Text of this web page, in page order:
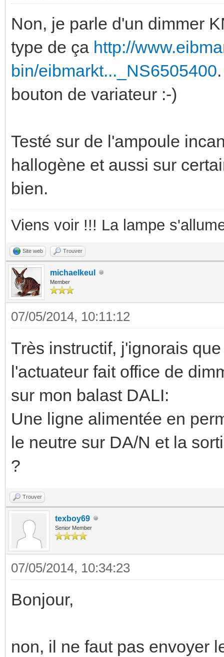
Non, je parle d'un dimmer
type de ça http://
bin/eibmarkt..._NS6505400
bouton de variateur :-)
Testé sur de l'ampoule
hallogène et aussi sur
bien.
Viens voir !!! La lampe
Site web Trouver
michaelkeul
Member
07/05/2014, 10:11:12
Très instructif, j'ignorais
l'actuateur fait office de
sur mon balast DALI:
Une ligne alimentée en
le neutre sur DA/N et la
?
Trouver
texboy69
Senior Member
07/05/2014, 10:34:23
Bonjour,
non, il ne faut pas envoyer